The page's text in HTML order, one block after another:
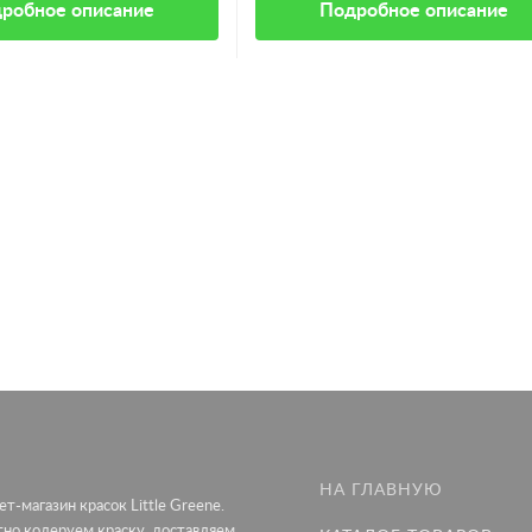
описание Подробное описание
магазин красок Little Greene.
НА ГЛАВНУЮ